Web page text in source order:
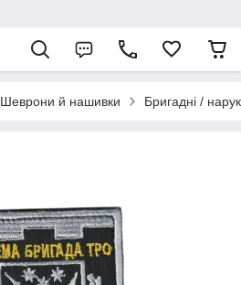
Шеврони й нашивки Бригадні /